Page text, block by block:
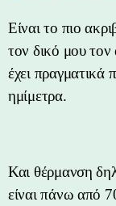
Είναι το πιο
τον δικό μου
έχει πραγματικά
ημίμετρα.
Και θέρμανση
είναι πάνω από